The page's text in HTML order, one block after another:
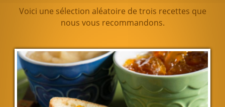
Voici une sélection aléatoire de trois recettes que
nous vous recommandons.